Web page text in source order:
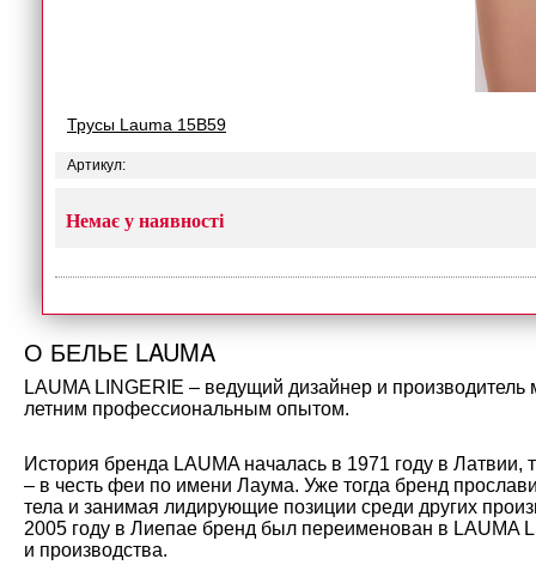
Трусы Lauma 15B59
Артикул:
Немає у наявності
О БЕЛЬЕ LAUMA
LAUMA LINGERIE – ведущий дизайнер и
летним профессиональным опытом.
История бренда LAUMA началась в 1971 году в
– в честь феи по имени Лаума. Уже тогда бренд
тела и занимая лидирующие позиции среди других
2005 году в Лиепае бренд был переименован в LAUMA
и производства.